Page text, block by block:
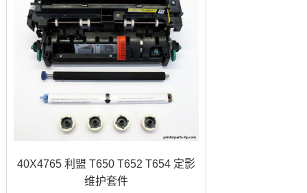
40X4765 利盟 T650 T652 T654 定影
维护套件